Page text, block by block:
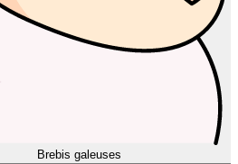
Brebis galeuses